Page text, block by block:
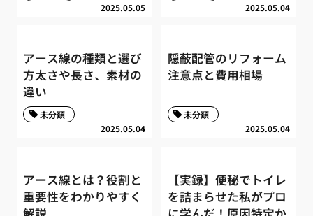
2025.05.05 2025.05.04
アース線の種類と選び
方太さや長さ、素材の
違い
2025.05.04
未分類
隠蔽配管のリフォーム
注意点と費用相場
2025.05.04
未分類
アース線とは？役割と
重要性をわかりやすく
【実録】便秘でトイレ
を詰まらせた私がプロ